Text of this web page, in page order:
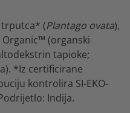
(Plantago ovata),
(organski
tapioke;
*Iz certificirane
kontrolira SI-EKO-
Indija.